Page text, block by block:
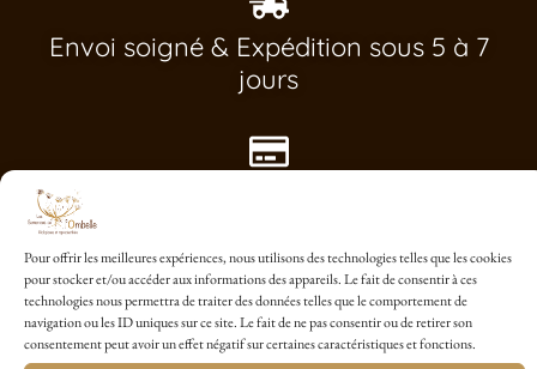
Pour offrir les meilleures expériences, nous utilisons des technologies telles que les cookies
pour stocker et/ou accéder aux informations des appareils. Le fait de consentir à ces
technologies nous permettra de traiter des données telles que le comportement de
navigation ou les ID uniques sur ce site. Le fait de ne pas consentir ou de retirer son
consentement peut avoir un effet négatif sur certaines caractéristiques et fonctions.
Envoi soigné & Expédition sous 5 à 7
jours
Paiement Sécurisé avec Payplug
1 sachet cadeau dés 20€ d'achat